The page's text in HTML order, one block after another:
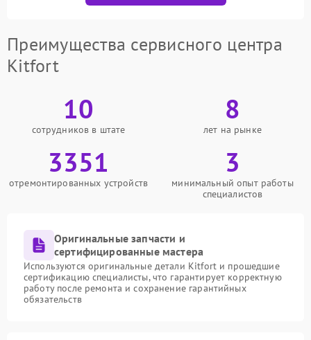
Преимущества сервисного центра
Kitfort
10
сотрудников в штате
8
лет на рынке
3351
отремонтированных устройств
3
минимальный опыт работы
специалистов
Оригинальные запчасти и
сертифицированные мастера
Используются оригинальные детали Kitfort и прошедшие
сертификацию специалисты, что гарантирует корректную
работу после ремонта и сохранение гарантийных
обязательств